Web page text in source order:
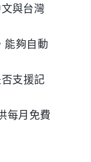
與台灣
能夠自動
支援記
每月免費